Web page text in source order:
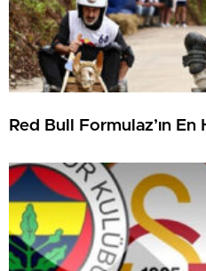
Red Bull Formulaz’ın En